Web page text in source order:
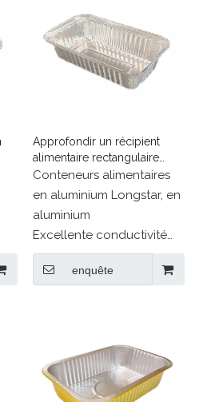
Approfondir un récipient
alimentaire rectangulaire
avec du papier d'aluminium
de couvercle
Conteneurs alimentaires
en aluminium Longstar, en
aluminium
Excellente conductivité
thermique: prévoit une
performance uniforme qui
enquête